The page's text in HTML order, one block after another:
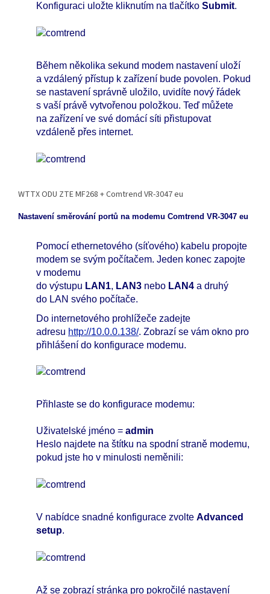
Konfiguraci uložte kliknutím na tlačítko Submit.
Během několika sekund modem nastavení uloží
a vzdálený přístup k zařízení bude povolen. Pokud
se nastavení správně uložilo, uvidíte nový řádek
s vaší právě vytvořenou položkou. Teď můžete
na zařízení ve své domácí síti přistupovat
vzdáleně přes internet.
WTTX ODU ZTE MF268 + Comtrend VR-3047 eu
Nastavení směrování portů na modemu Comtrend VR-3047 eu
Pomocí ethernetového (síťového) kabelu propojte
modem se svým počítačem. Jeden konec zapojte
v modemu
do výstupu LAN1, LAN3 nebo LAN4 a druhý
do LAN svého počítače.
Do internetového prohlížeče zadejte
adresu http://10.0.0.138/. Zobrazí se vám okno pro
přihlášení do konfigurace modemu.
Přihlaste se do konfigurace modemu:
Uživatelské jméno = admin
Heslo najdete na štítku na spodní straně modemu,
pokud jste ho v minulosti neměnili:
V nabídce snadné konfigurace zvolte Advanced
setup.
Až se zobrazí stránka pro pokročilé nastavení